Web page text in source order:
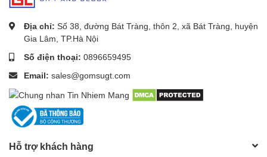
Địa chỉ: Số 38, đường Bát Tràng, thôn 2, xã Bát Tràng, huyện
Gia Lâm, TP.Hà Nội
Số điện thoại: 0896659495
Email: sales@gomsugt.com
Hỗ trợ khách hàng